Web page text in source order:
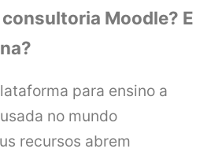
consultoria Moodle? E
para ensino a
no mundo
recursos abrem